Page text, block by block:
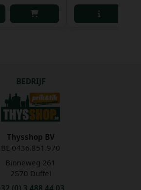
BEDRIJF
Thysshop BV
BE 0436.851.970
Binneweg 261
2570 Duffel
(0) 3 488 44 03